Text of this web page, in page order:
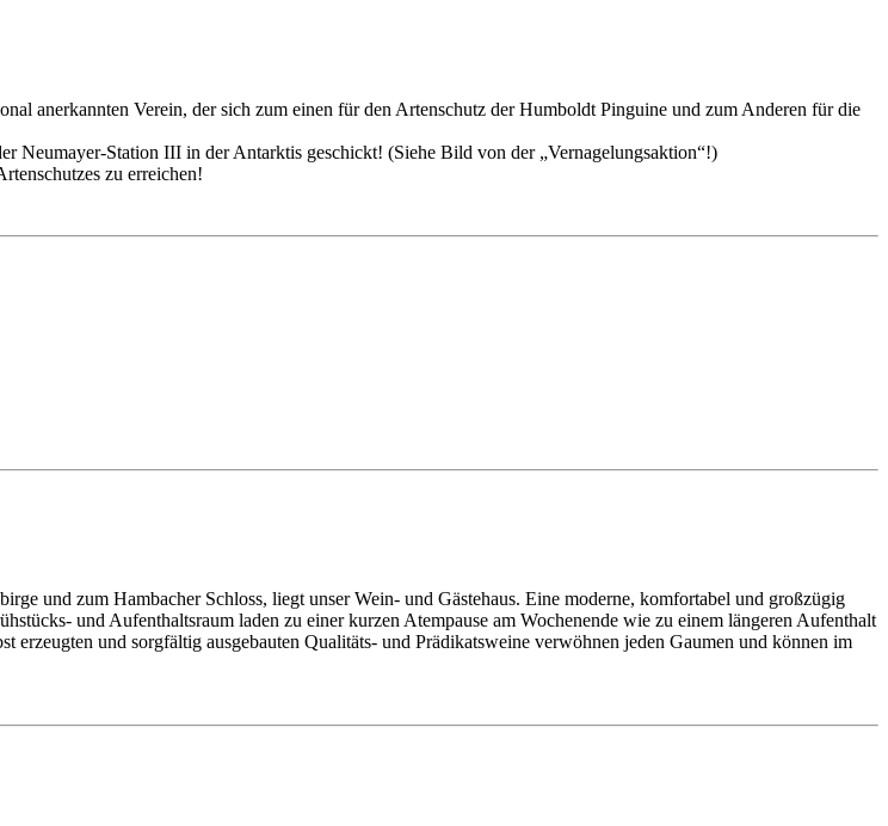
anerkannten Verein, der sich zum einen für den Artenschutz der Humboldt Pinguine und zum Anderen für die
Neumayer-Station III in der Antarktis geschickt! (Siehe Bild von der „Vernagelungsaktion“!)
zu erreichen!
und zum Hambacher Schloss, liegt unser Wein- und Gästehaus. Eine moderne, komfortabel und großzügig
und Aufenthaltsraum laden zu einer kurzen Atempause am Wochenende wie zu einem längeren Aufenthalt
erzeugten und sorgfältig ausgebauten Qualitäts- und Prädikatsweine verwöhnen jeden Gaumen und können im